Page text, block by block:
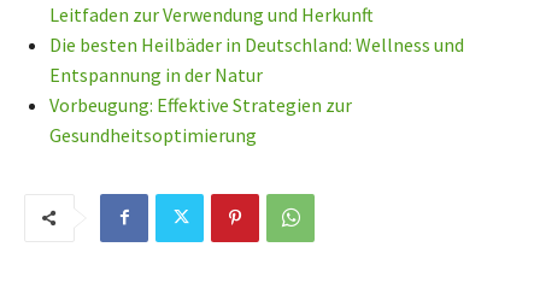
Leitfaden zur Verwendung und Herkunft
Die besten Heilbäder in Deutschland: Wellness und
Entspannung in der Natur
Vorbeugung: Effektive Strategien zur
Gesundheitsoptimierung